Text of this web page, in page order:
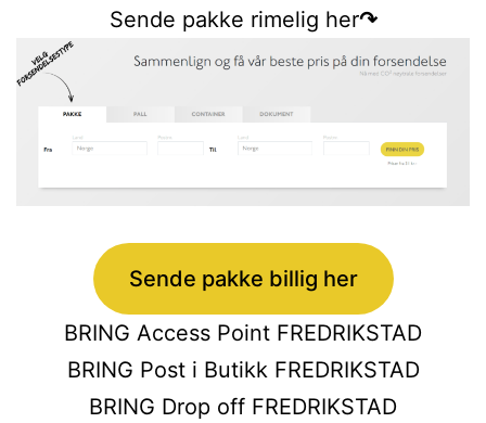
Sende pakke rimelig her↷
Sende pakke billig her
BRING Access Point FREDRIKSTAD
BRING Post i Butikk FREDRIKSTAD
BRING Drop off FREDRIKSTAD